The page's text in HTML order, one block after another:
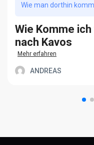
Wie man dorthin
Wie Komme
nach Kavos
Mehr erfahren
ANDREAS